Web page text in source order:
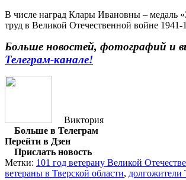
В числе наград Клары Ивановны – медаль
труд в Великой Отечественной войне 1941-
Больше новостей, фотографий и
Телеграм-канале!
Виктория
Больше в Телеграм
Перейти в Дзен
Прислать новость
Метки: 101 год ветерану Великой
ветераны в Тверской области, долгожители